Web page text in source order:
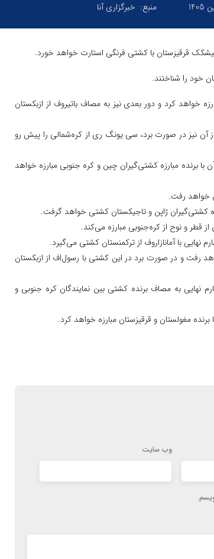
منبع: خبرگزاری آنا
خود را شناختند.
خواهد کرد و دور بعدی نیز به مصاف باتیروف از ازبکستان
از آن نیز در صورت برد، سی یونگ ری از کره‌شمالی را پیش رو
با برنده مبارزه کشتی‌گیران چین و کره جنوبی مبارزه خواهد
رفت و در صورت برد در این کشتی با رسول‌اف از ازبکستان
نهایی به مصاف برنده کشتی بین نمایندگان کره جنوبی و
وب‌ سایت
ویدیو؛ صعود حسن یزدانی به فینال المپیک با برتری مقابل